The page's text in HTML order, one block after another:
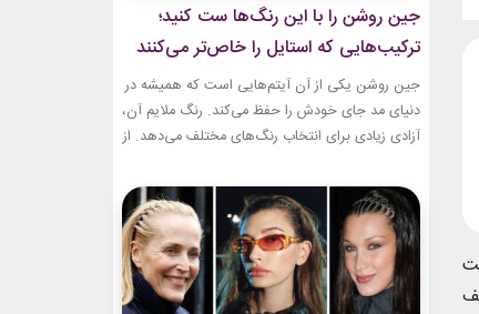
جین روشن را با این رنگ‌ها ست کنید؛
ترکیب‌هایی که استایل را خاص‌تر می‌کنند
جین روشن یکی از آن آیتم‌هایی است که همیشه در
دنیای مد جای خودش را حفظ می‌کند. رنگ ملایم آن،
آزادی زیادی برای انتخاب رنگ‌های مختلف می‌دهد. از
مینیمال، جین روشن می‌تواند پایه یک ظاهر شیک و
امروزی باشد. کافی است رنگ همراه آن را درست
انتخاب...